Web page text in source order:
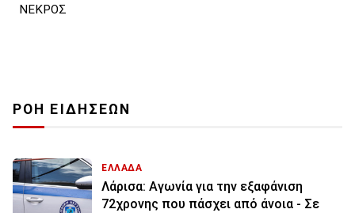
ΝΕΚΡΟΣ
ΡΟΗ ΕΙΔΗΣΕΩΝ
ΕΛΛΑΔΑ
Λάρισα: Αγωνία για την εξαφάνιση
72χρονης που πάσχει από άνοια - Σε